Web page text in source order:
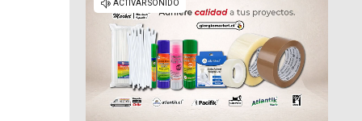
Noticias UdeC
La Discusión